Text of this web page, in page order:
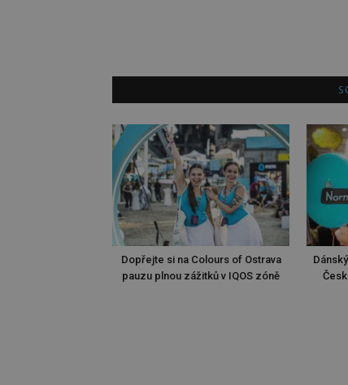
Dopřejte si na Colours of Ostrava
pauzu plnou zážitků v IQOS zóně